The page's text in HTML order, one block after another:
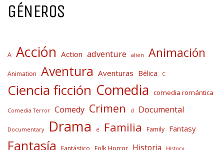
GÉNEROS
A Acción Action adventure alien Animación
Animation Aventura Aventuras Bélica C
Ciencia ficción Comedia comedia romántica
Comedia Terror Comedy Crimen d Documental
Documentary Drama e Familia Family Fantasy
Fantasía Folk Horror Historia History